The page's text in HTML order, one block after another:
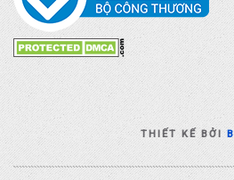
THIẾT KẾ BỞI